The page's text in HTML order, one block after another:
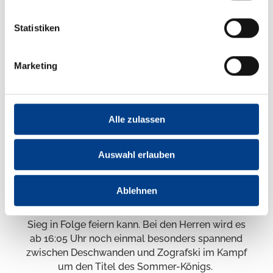
Statistiken
Marketing
Alle zulassen
Auswahl erlauben
Ablehnen
Die beiden Duellpartner im Kampf um den
Gesamtsieg, Gregor Deschwanden (Schweiz)
dicht zusammen auf den Plätzen 20 und 21 ein.
Andreas Wellinger wurde als bester DSV-Adler
Sechster.
Spannung für das Finale vorprogrammiert
Am Samstag steht in jedem Fall ein heißer
Kampf um den Tagessieg- sowie den Grand-
Prix-Gesamtsieg in der Sparkasse Vogtland
ob Nika Kriznar auch den siebten Wettbewerb,
Sieg in Folge feiern kann. Bei den Herren wird es
ab 16:05 Uhr noch einmal besonders spannend
zwischen Deschwanden und Zografski im Kampf
um den Titel des Sommer-Königs.